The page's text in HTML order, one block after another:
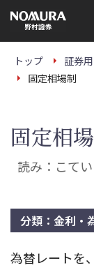
の
ー
トップ 証券
固定相場制
固定相
読み：こて
分類：金利・
為替レートを